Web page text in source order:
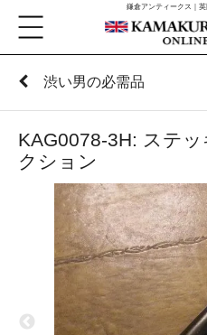
鎌倉アンティークス｜
渋い男の必需品
KAG0078-3H: ステ
クション